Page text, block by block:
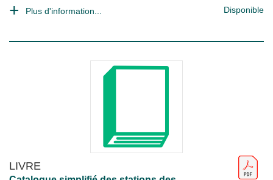
Plus d'information... Disponible
LIVRE